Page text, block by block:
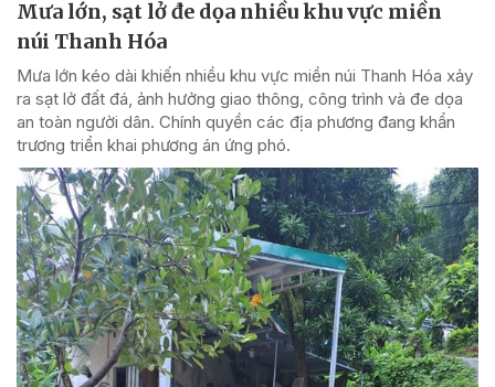
Mưa lớn, sạt lở đe dọa nhiều khu vực miền
núi Thanh Hóa
Mưa lớn kéo dài khiến nhiều khu vực miền núi Thanh Hóa xảy
ra sạt lở đất đá, ảnh hưởng giao thông, công trình và đe dọa
an toàn người dân. Chính quyền các địa phương đang khẩn
trương triển khai phương án ứng phó.